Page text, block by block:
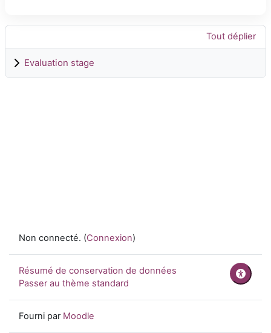
Tout déplier
Evaluation stage
Non connecté. (Connexion)
Résumé de conservation de données
Passer au thème standard
Fourni par Moodle